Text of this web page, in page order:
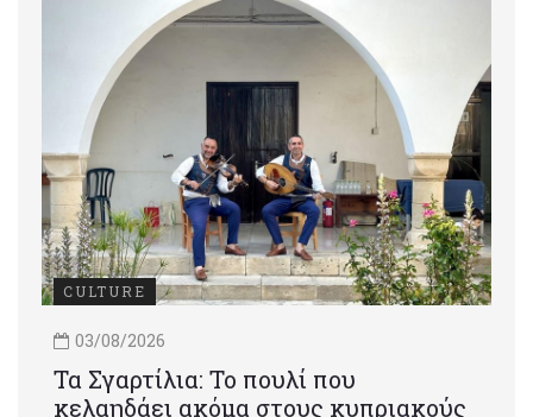
CULTURE
03/08/2026
Τα Σγαρτίλια: Το πουλί που
κελαηδάει ακόμα στους κυπριακούς